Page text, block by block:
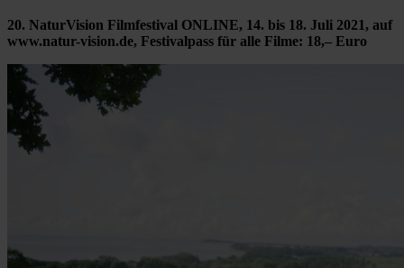
20. NaturVision Filmfestival ONLINE, 14. bis 18. Juli 2021, auf
www.natur-vision.de, Festivalpass für alle Filme: 18,– Euro